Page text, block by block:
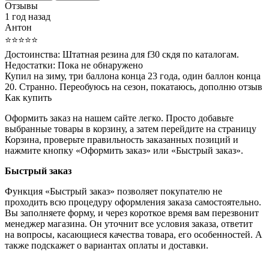
Отзывы
1 год назад
Антон
⭐⭐⭐⭐⭐
Достоинства: Штатная резина для f30 скдя по каталогам.
Недостатки: Пока не обнаружено
Купил на зиму, три баллона конца 23 года, один баллон конца
20. Странно. Переобуюсь на сезон, покатаюсь, дополню отзыв
Как купить
Оформить заказ на нашем сайте легко. Просто добавьте
выбранные товары в корзину, а затем перейдите на страницу
Корзина, проверьте правильность заказанных позиций и
нажмите кнопку «Оформить заказ» или «Быстрый заказ».
Быстрый заказ
Функция «Быстрый заказ» позволяет покупателю не
проходить всю процедуру оформления заказа самостоятельно.
Вы заполняете форму, и через короткое время вам перезвонит
менеджер магазина. Он уточнит все условия заказа, ответит
на вопросы, касающиеся качества товара, его особенностей. А
также подскажет о вариантах оплаты и доставки.